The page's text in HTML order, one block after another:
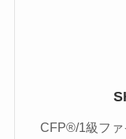
CFP®/1級ファ